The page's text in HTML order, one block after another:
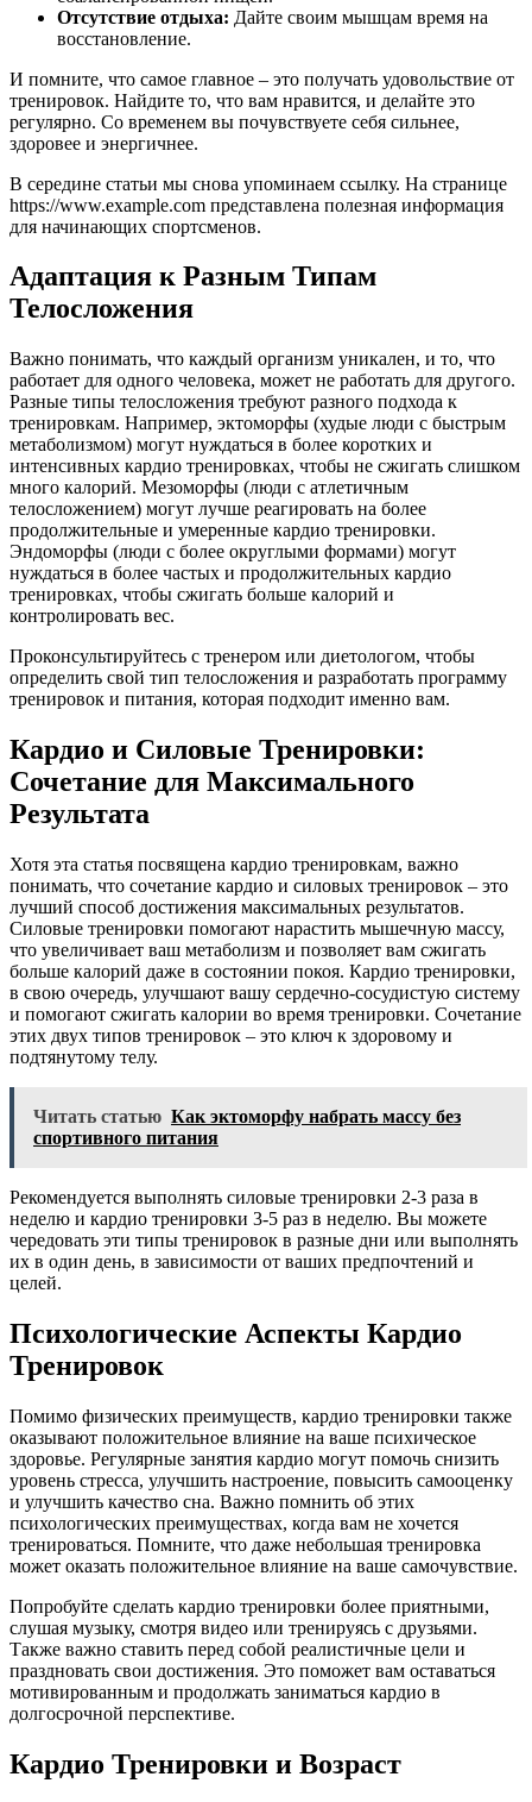
Отсутствие отдыха: Дайте своим мышцам время на
восстановление.
И помните, что самое главное – это получать удовольствие от
тренировок. Найдите то, что вам нравится, и делайте это
регулярно. Со временем вы почувствуете себя сильнее,
здоровее и энергичнее.
В середине статьи мы снова упоминаем ссылку. На странице
https://www.example.com представлена полезная информация
для начинающих спортсменов.
Адаптация к Разным Типам
Телосложения
Важно понимать, что каждый организм уникален, и то, что
работает для одного человека, может не работать для другого.
Разные типы телосложения требуют разного подхода к
тренировкам. Например, эктоморфы (худые люди с быстрым
метаболизмом) могут нуждаться в более коротких и
интенсивных кардио тренировках, чтобы не сжигать слишком
много калорий. Мезоморфы (люди с атлетичным
телосложением) могут лучше реагировать на более
продолжительные и умеренные кардио тренировки.
Эндоморфы (люди с более округлыми формами) могут
нуждаться в более частых и продолжительных кардио
тренировках, чтобы сжигать больше калорий и
контролировать вес.
Проконсультируйтесь с тренером или диетологом, чтобы
определить свой тип телосложения и разработать программу
тренировок и питания, которая подходит именно вам.
Кардио и Силовые Тренировки:
Сочетание для Максимального
Результата
Хотя эта статья посвящена кардио тренировкам, важно
понимать, что сочетание кардио и силовых тренировок – это
лучший способ достижения максимальных результатов.
Силовые тренировки помогают нарастить мышечную массу,
что увеличивает ваш метаболизм и позволяет вам сжигать
больше калорий даже в состоянии покоя. Кардио тренировки,
в свою очередь, улучшают вашу сердечно-сосудистую систему
и помогают сжигать калории во время тренировки. Сочетание
этих двух типов тренировок – это ключ к здоровому и
подтянутому телу.
Читать статью Как эктоморфу набрать массу без
спортивного питания
Рекомендуется выполнять силовые тренировки 2-3 раза в
неделю и кардио тренировки 3-5 раз в неделю. Вы можете
чередовать эти типы тренировок в разные дни или выполнять
их в один день, в зависимости от ваших предпочтений и
целей.
Психологические Аспекты Кардио
Тренировок
Помимо физических преимуществ, кардио тренировки также
оказывают положительное влияние на ваше психическое
здоровье. Регулярные занятия кардио могут помочь снизить
уровень стресса, улучшить настроение, повысить самооценку
и улучшить качество сна. Важно помнить об этих
психологических преимуществах, когда вам не хочется
тренироваться. Помните, что даже небольшая тренировка
может оказать положительное влияние на ваше самочувствие.
Попробуйте сделать кардио тренировки более приятными,
слушая музыку, смотря видео или тренируясь с друзьями.
Также важно ставить перед собой реалистичные цели и
праздновать свои достижения. Это поможет вам оставаться
мотивированным и продолжать заниматься кардио в
долгосрочной перспективе.
Кардио Тренировки и Возраст